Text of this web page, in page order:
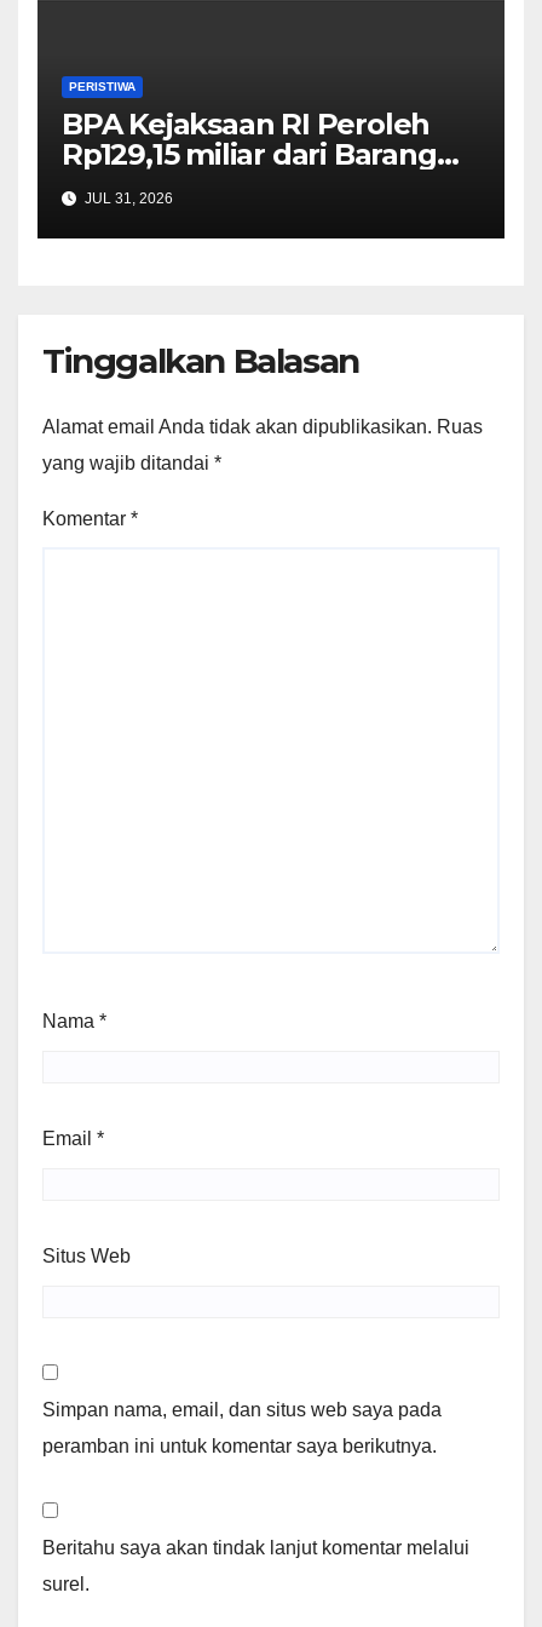
PERISTIWA
BPA Kejaksaan RI Peroleh
Rp129,15 miliar dari Barang
Rampasan Negara dan
Barang Sita Eksekusi
Terpidana Benny
JUL 31, 2026
Tinggalkan Balasan
Alamat email Anda tidak akan dipublikasikan. Ruas
yang wajib ditandai *
Komentar *
Nama *
Email *
Situs Web
Simpan nama, email, dan situs web saya pada
peramban ini untuk komentar saya berikutnya.
Beritahu saya akan tindak lanjut komentar melalui
surel.